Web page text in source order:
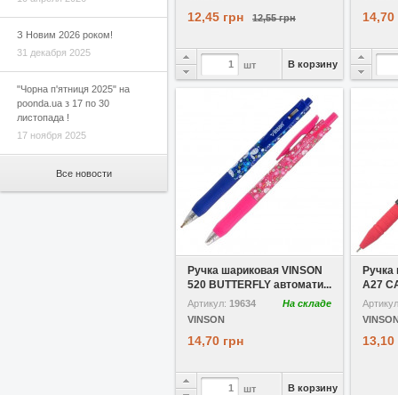
З Новим 2026 роком!
31 декабря 2025
"Чорна п'ятниця 2025" на
poonda.ua з 17 по 30
листопада !
17 ноября 2025
Все новости
12,45 грн 12,55 грн
шт В корзину
14,70
Ручка шариковая VINSON
520 BUTTERFLY автомати...
Артикул: 19634
На складе
VINSON
14,70 грн
шт В корзину
Ручка
А27
13,10